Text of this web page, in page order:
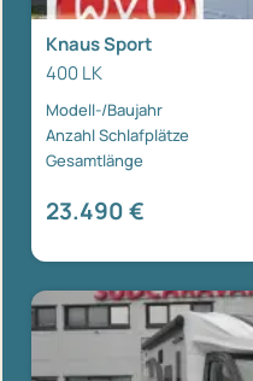
Knaus Sport
400 LK
Modell-/Baujahr
Anzahl Schlafplätze
Gesamtlänge
23.490 €